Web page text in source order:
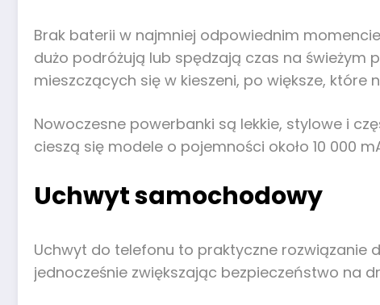
Brak baterii w najmniej odpowiednim
dużo podróżują lub spędzają czas na świeżym
mieszczących się w kieszeni, po większe, które
Nowoczesne powerbanki są lekkie, stylowe i
cieszą się modele o pojemności około 10 000
Uchwyt samochodowy
Uchwyt do telefonu to praktyczne rozwiązanie
jednocześnie zwiększając bezpieczeństwo na